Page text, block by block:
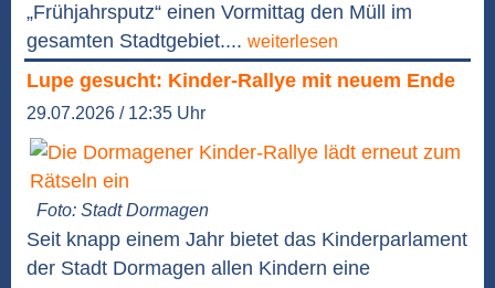
„Frühjahrsputz“ einen Vormittag den Müll im
gesamten Stadtgebiet.... weiterlesen
Lupe gesucht: Kinder-Rallye mit neuem Ende
29.07.2026 / 12:35 Uhr
Foto: Stadt Dormagen
Seit knapp einem Jahr bietet das Kinderparlament
der Stadt Dormagen allen Kindern eine